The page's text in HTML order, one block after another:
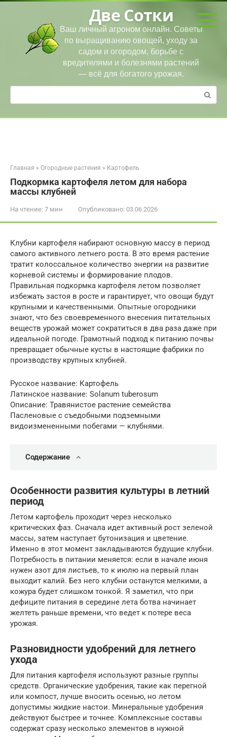
Перейти
Две Сотки
Ваш личный агроном онлайн. Советы
по выращиванию овощей, уходу за
садом и огородом, борьбе с
вредителями и болезнями растений
— всё для богатого урожая.
Поиск:
Главная » Огородные растения » Картофель
Подкормка картофеля летом для набора
массы клубней
На чтение: 7 мин Опубликовано: 03.06.2026
Клубни картофеля набирают основную массу в период
самого активного летнего роста. В это время растение
тратит колоссальное количество энергии на развитие
корневой системы и формирование плодов.
Правильная подкормка картофеля летом позволяет
избежать застоя в росте и гарантирует, что овощи будут
крупными и качественными. Опытные огородники
знают, что без своевременного внесения питательных
веществ урожай может сократиться в два раза даже при
идеальной погоде. Грамотный подход к питанию почвы
превращает обычные кусты в настоящие фабрики по
производству крупных клубней.
Русское название: Картофель
Латинское название: Solanum tuberosum
Описание: Травянистое растение семейства
Пасленовые с съедобными подземными
видоизмененными побегами — клубнями.
Содержание
Особенности развития культуры в летний
период
Летом картофель проходит через несколько
критических фаз. Сначала идет активный рост зеленой
массы, затем наступает бутонизация и цветение.
Именно в этот момент закладываются будущие клубни.
Потребность в питании меняется: если в начале июня
нужен азот для листьев, то к июлю на первый план
выходит калий. Без него клубни останутся мелкими, а
кожура будет слишком тонкой. Я заметил, что при
дефиците питания в середине лета ботва начинает
желтеть раньше времени, что ведет к потере веса
урожая.
Разновидности удобрений для летнего
ухода
Для питания картофеля используют разные группы
средств. Органические удобрения, такие как перегной
или компост, лучше вносить осенью, но летом
допустимы жидкие настои. Минеральные удобрения
действуют быстрее и точнее. Комплексные составы
содержат сразу несколько элементов в нужной